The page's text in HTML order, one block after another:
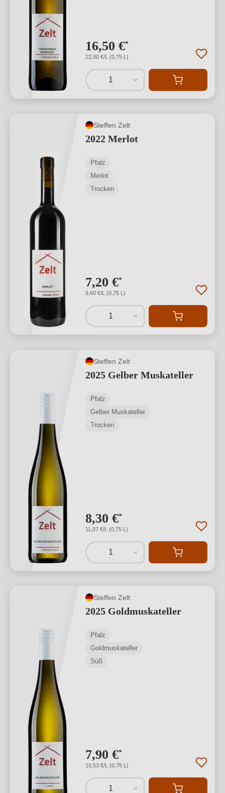
16,50 €*
22,00 €/L (0,75 L)
1
Steffen Zelt
2022 Merlot
Pfalz
Merlot
Trocken
7,20 €*
9,60 €/L (0,75 L)
1
Steffen Zelt
2025 Gelber Muskateller
Pfalz
Gelber Muskateller
Trocken
8,30 €*
11,07 €/L (0,75 L)
1
Steffen Zelt
2025 Goldmuskateller
Pfalz
Goldmuskateller
Süß
7,90 €*
10,53 €/L (0,75 L)
1